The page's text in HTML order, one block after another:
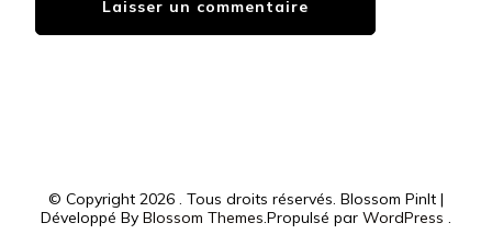
© Copyright 2026 . Tous droits réservés. Blossom PinIt |
Développé By Blossom Themes.Propulsé par WordPress .